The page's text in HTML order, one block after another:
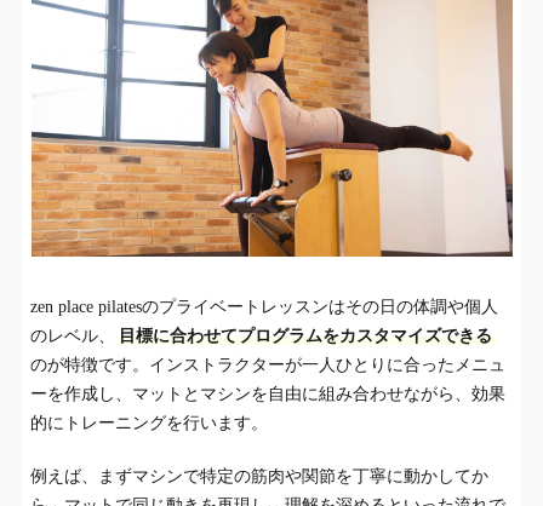
zen place pilatesのプライベートレッスンはその日の体調や個人
のレベル、
目標に合わせてプログラムをカスタマイズできる
のが特徴です。インストラクターが一人ひとりに合ったメニュ
ーを作成し、マットとマシンを自由に組み合わせながら、効果
的にトレーニングを行います。
例えば、まずマシンで特定の筋肉や関節を丁寧に動かしてか